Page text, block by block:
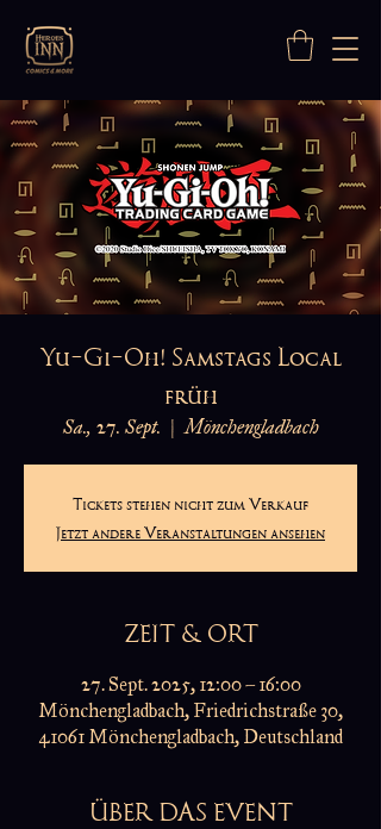
Yu-Gi-Oh! Samstags Local
früh
Sa., 27. Sept.
  |
Mönchengladbach
Tickets stehen nicht zum Verkauf
Jetzt andere Veranstaltungen ansehen
ZEIT & ORT
27. Sept. 2025, 12:00 – 16:00
Mönchengladbach, Friedrichstraße 30,
41061 Mönchengladbach, Deutschland
ÜBER DAS EVENT